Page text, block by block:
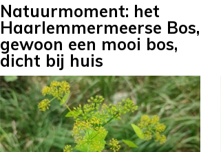
Natuurmoment: het
Haarlemmermeerse Bos,
gewoon een mooi bos,
dicht bij huis